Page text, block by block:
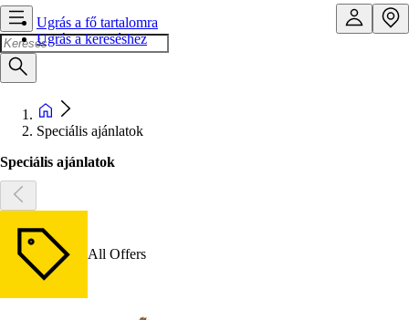
Ugrás a fő tartalomra
Ugrás a kereséshez
Speciális ajánlatok
Speciális ajánlatok
All Offers